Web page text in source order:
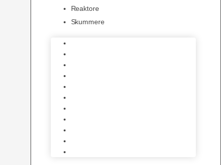
Reaktore
Skummere